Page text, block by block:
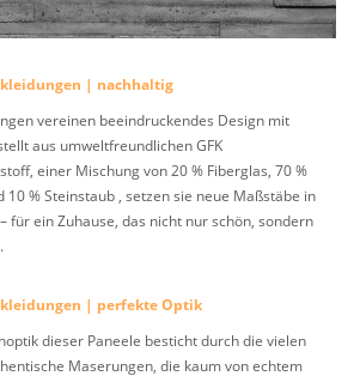
| nachhaltig
vereinen beeindruckendes Design mit
aus umweltfreundlichen GFK
einer Mischung von 20 % Fiberglas, 70 %
10 % Steinstaub , setzen sie neue Maßstäbe in
für ein Zuhause, das nicht nur schön, sondern
| perfekte Optik
dieser Paneele besticht durch die vielen
Maserungen, die kaum von echtem